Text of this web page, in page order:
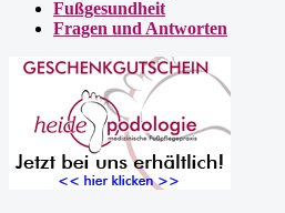
Fußgesundheit
Fragen und Antworten